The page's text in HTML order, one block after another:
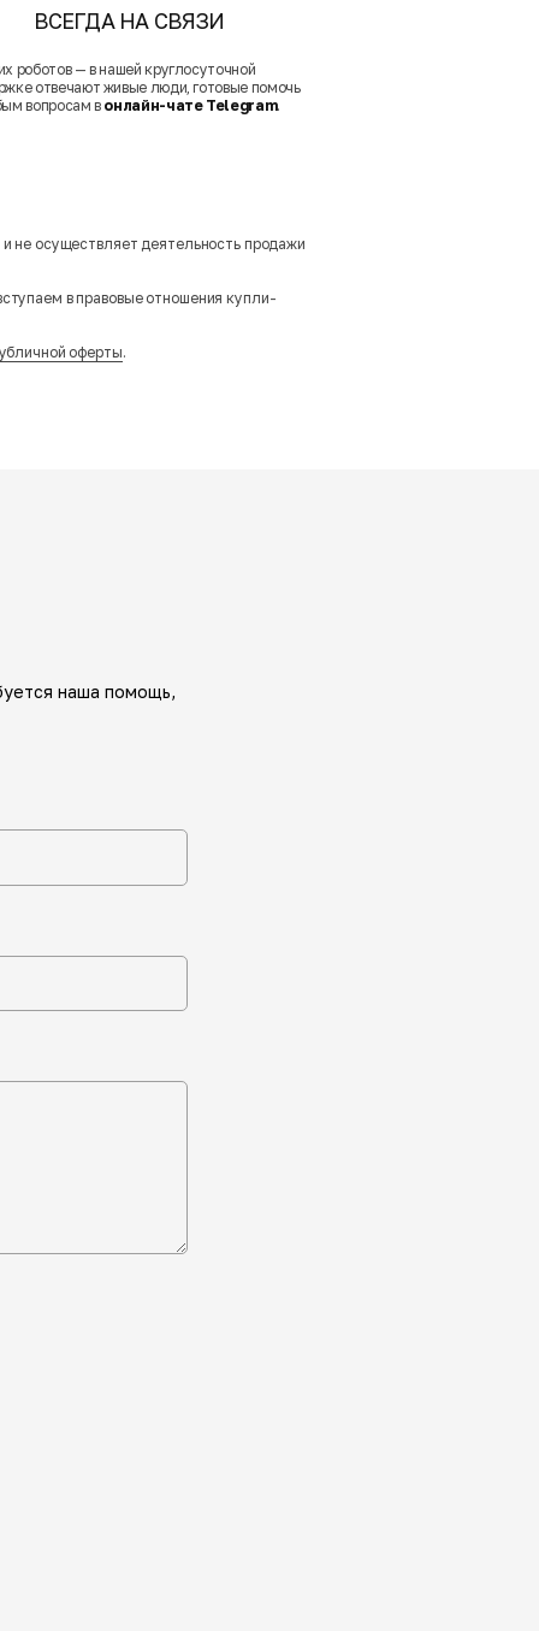
ВСЕГДА НА СВЯЗИ
роботов — в нашей круглосуточной
отвечают живые люди, готовые помочь
вопросам в онлайн-чате Telegram.
не осуществляет деятельность продажи
в правовые отношения купли-
оферты.
наша помощь,